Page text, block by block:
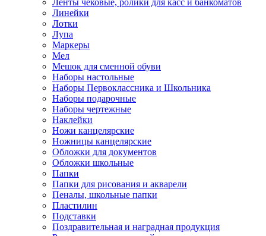
Ленты чековые, ролики для касс и банкоматов
Линейки
Лотки
Лупа
Маркеры
Мел
Мешок для сменной обуви
Наборы настольные
Наборы Первоклассника и Школьника
Наборы подарочные
Наборы чертежные
Наклейки
Ножи канцелярские
Ножницы канцелярские
Обложки для документов
Обложки школьные
Папки
Папки для рисования и акварели
Пеналы, школьные папки
Пластилин
Подставки
Поздравительная и наградная продукция